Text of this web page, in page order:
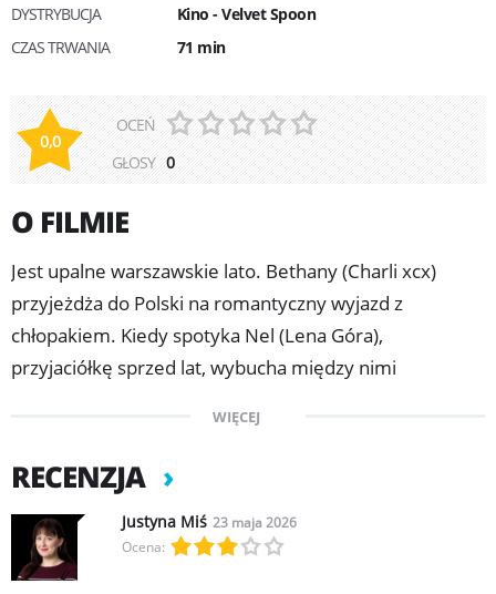
DYSTRYBUCJA
Kino - Velvet Spoon
CZAS TRWANIA
71 min
0,0
OCEŃ
GŁOSY 0
O FILMIE
Jest upalne warszawskie lato. Bethany (Charli xcx)
przyjeżdża do Polski na romantyczny wyjazd z
chłopakiem. Kiedy spotyka Nel (Lena Góra),
przyjaciółkę sprzed lat, wybucha między nimi
prowadzi je ulicami otulonego słońcem miasta – jak
najdalej od miejsca, w którym będą musiały podjąć
decyzje ważące na reszcie ich dorosłego życia.
„Erupcja” to intymna i szalona opowieść o spotkaniu,
które zmienia wszystko, a jednocześnie filmowy list
WIĘCEJ
RECENZJA
Justyna Miś 23 maja 2026
Ocena: